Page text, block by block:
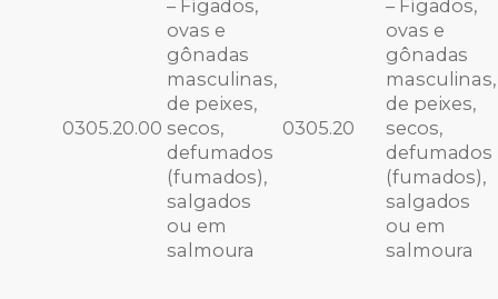
0305.20.00
– Fígados,
ovas e
gônadas
masculinas,
de peixes,
secos,
defumados
(fumados),
salgados
ou em
salmoura
0305.20
– Fígados,
ovas e
gônadas
masculinas,
de peixes,
secos,
defumados
(fumados),
salgados
ou em
salmoura